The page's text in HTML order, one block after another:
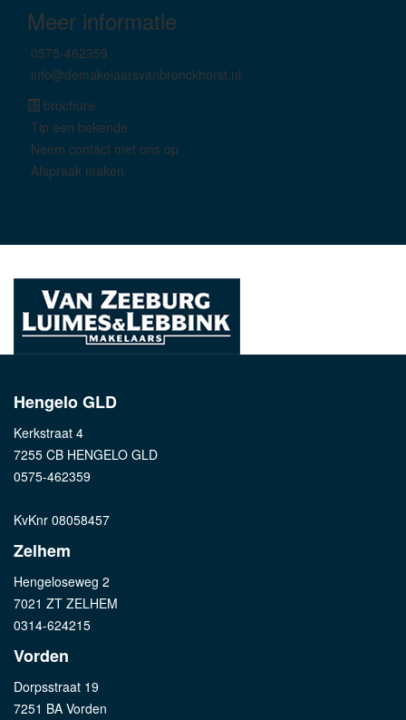
Meer informatie
0575-462359
info@demakelaarsvanbronckhorst.nl
brochure
Tip een bekende
Neem contact met ons op
Afspraak maken
Hengelo GLD
Kerkstraat 4
7255 CB HENGELO GLD
0575-462359
KvKnr 08058457
Zelhem
Hengeloseweg 2
7021 ZT ZELHEM
0314-624215
Vorden
Dorpsstraat 19
7251 BA Vorden